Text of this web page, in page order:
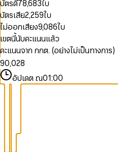
9
8
9
6
7
8
9
9
บัตรดี78,683ใบ
บัตรเสีย2,259ใบ
ไม่ออกเสียง9,086ใบ
เขตนี้นับคะแนนแล้ว
คะแนนจาก กกต. (อย่างไม่เป็นทางการ)
3
4
5
6
7
8
90
1
2
,0
1
2
8
0
1
2
3
4
2
3
4
5
6
7
8
9
อัปเดต ณ01:00